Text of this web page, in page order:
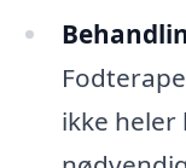
ikke